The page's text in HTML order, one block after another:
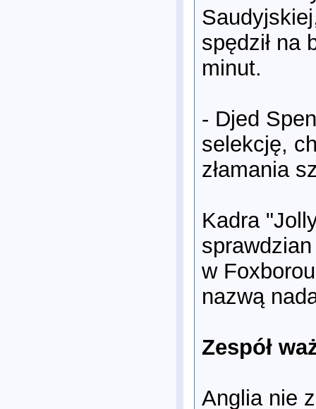
spędził na
minut.
- Djed
selekcję,
złamania
Kadra
w
nazwą
Zespół
Anglia nie